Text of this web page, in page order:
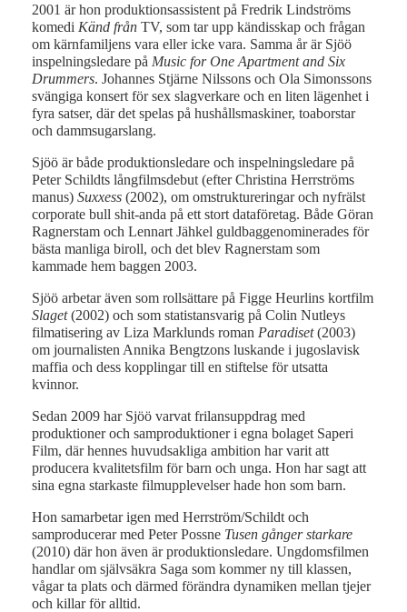
2001 är hon produktionsassistent på Fredrik Lindströms
komedi Känd från TV, som tar upp kändisskap och frågan
om kärnfamiljens vara eller icke vara. Samma år är Sjöö
inspelningsledare på Music for One Apartment and Six
Drummers. Johannes Stjärne Nilssons och Ola Simonssons
svängiga konsert för sex slagverkare och en liten lägenhet i
fyra satser, där det spelas på hushållsmaskiner, toaborstar
och dammsugarslang.
Sjöö är både produktionsledare och inspelningsledare på
Peter Schildts långfilmsdebut (efter Christina Herrströms
manus) Suxxess (2002), om omstruktureringar och nyfrälst
corporate bull shit-anda på ett stort dataföretag. Både Göran
Ragnerstam och Lennart Jähkel guldbaggenominerades för
bästa manliga biroll, och det blev Ragnerstam som
kammade hem baggen 2003.
Sjöö arbetar även som rollsättare på Figge Heurlins kortfilm
Slaget(2002) och som statistansvarig på Colin Nutleys
filmatisering av Liza Marklunds roman Paradiset(2003)
om journalisten Annika Bengtzons luskande i jugoslavisk
maffia och dess kopplingar till en stiftelse för utsatta
kvinnor.
Sedan 2009 har Sjöö varvat frilansuppdrag med
produktioner och samproduktioner i egna bolaget Saperi
Film, där hennes huvudsakliga ambition har varit att
producera kvalitetsfilm för barn och unga. Hon har sagt att
sina egna starkaste filmupplevelser hade hon som barn.
Hon samarbetar igen med Herrström/Schildt och
samproducerar med Peter Possne Tusen gånger starkare
(2010) där hon även är produktionsledare. Ungdomsfilmen
handlar om självsäkra Saga som kommer ny till klassen,
vågar ta plats och därmed förändra dynamiken mellan tjejer
och killar för alltid.